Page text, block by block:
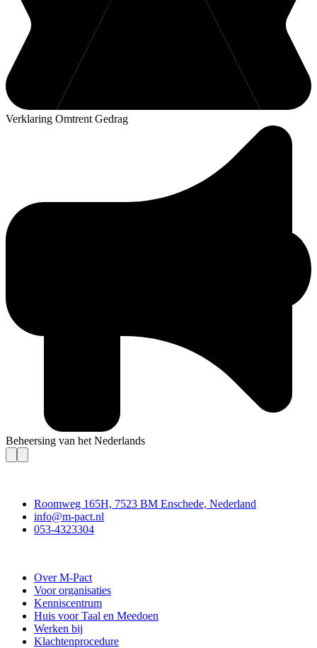
Verklaring Omtrent Gedrag
Beheersing van het Nederlands
Roomweg 165H, 7523 BM Enschede, Nederland
info@m-pact.nl
053-4323304
Over M-Pact
Voor organisaties
Kenniscentrum
Huis voor Taal en Meedoen
Werken bij
Klachtenprocedure